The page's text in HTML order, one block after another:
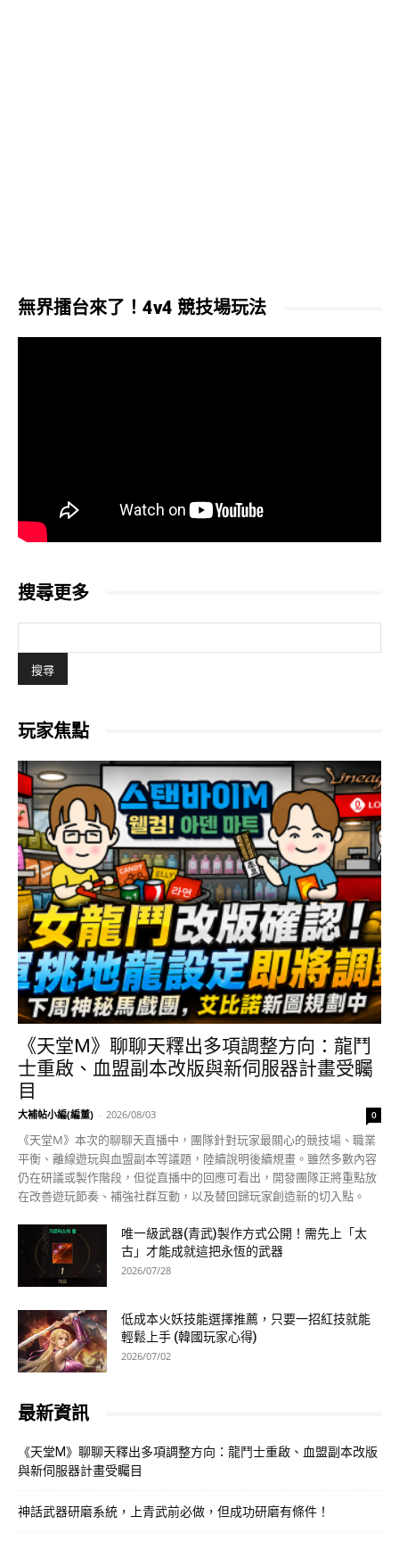
無界擂台來了！4v4 競技場玩法
搜尋更多
玩家焦點
《天堂M》聊聊天釋出多項調整方向：龍鬥
士重啟、血盟副本改版與新伺服器計畫受矚
目
大補帖小編(編董) - 2026/08/03 0
《天堂M》本次的聊聊天直播中，團隊針對玩家最關心的競技場、職業
平衡、離線遊玩與血盟副本等議題，陸續說明後續規畫。雖然多數內容
仍在研議或製作階段，但從直播中的回應可看出，開發團隊正將重點放
在改善遊玩節奏、補強社群互動，以及替回歸玩家創造新的切入點。
唯一級武器(青武)製作方式公開！需先上「太
古」才能成就這把永恆的武器
2026/07/28
低成本火妖技能選擇推薦，只要一招紅技就能
輕鬆上手 (韓國玩家心得)
2026/07/02
最新資訊
《天堂M》聊聊天釋出多項調整方向：龍鬥士重啟、血盟副本改版
與新伺服器計畫受矚目
神話武器研磨系統，上青武前必做，但成功研磨有條件！